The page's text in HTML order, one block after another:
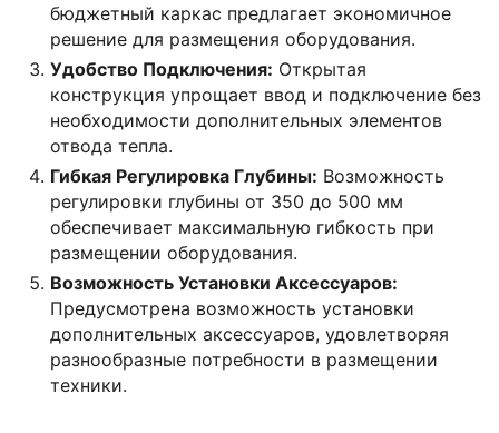
бюджетный каркас предлагает экономичное
решение для размещения оборудования.
Удобство Подключения: Открытая
конструкция упрощает ввод и подключение без
необходимости дополнительных элементов
отвода тепла.
Гибкая Регулировка Глубины: Возможность
регулировки глубины от 350 до 500 мм
обеспечивает максимальную гибкость при
размещении оборудования.
Возможность Установки Аксессуаров:
Предусмотрена возможность установки
дополнительных аксессуаров, удовлетворяя
разнообразные потребности в размещении
техники.